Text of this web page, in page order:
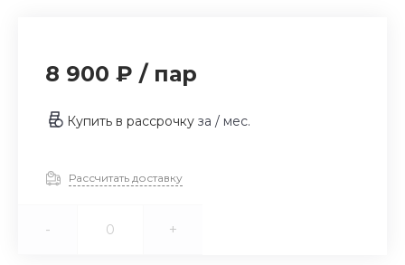
8 900 ₽ / пар
Купить в рассрочку за / мес.
Рассчитать доставку
- +